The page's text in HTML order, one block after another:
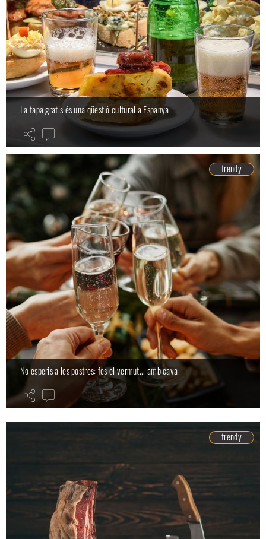
La tapa gratis és una qüestió cultural a Espanya
trendy
No esperis a les postres: fes el vermut... amb cava
trendy